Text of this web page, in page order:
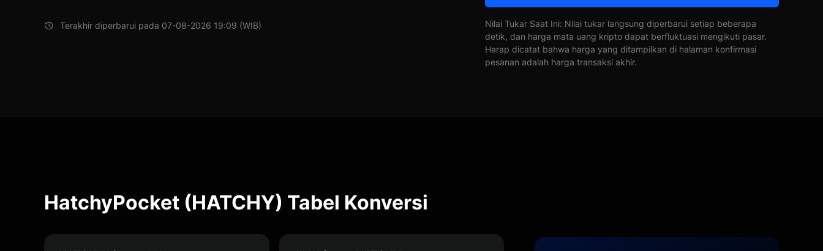
Terakhir diperbarui pada 07-08-2026 19:09 (WIB)
Nilai Tukar Saat Ini: Nilai tukar langsung diperbarui setiap beberapa
detik, dan harga mata uang kripto dapat berfluktuasi mengikuti pasar.
Harap dicatat bahwa harga yang ditampilkan di halaman konfirmasi
pesanan adalah harga transaksi akhir.
HatchyPocket (HATCHY) Tabel Konversi